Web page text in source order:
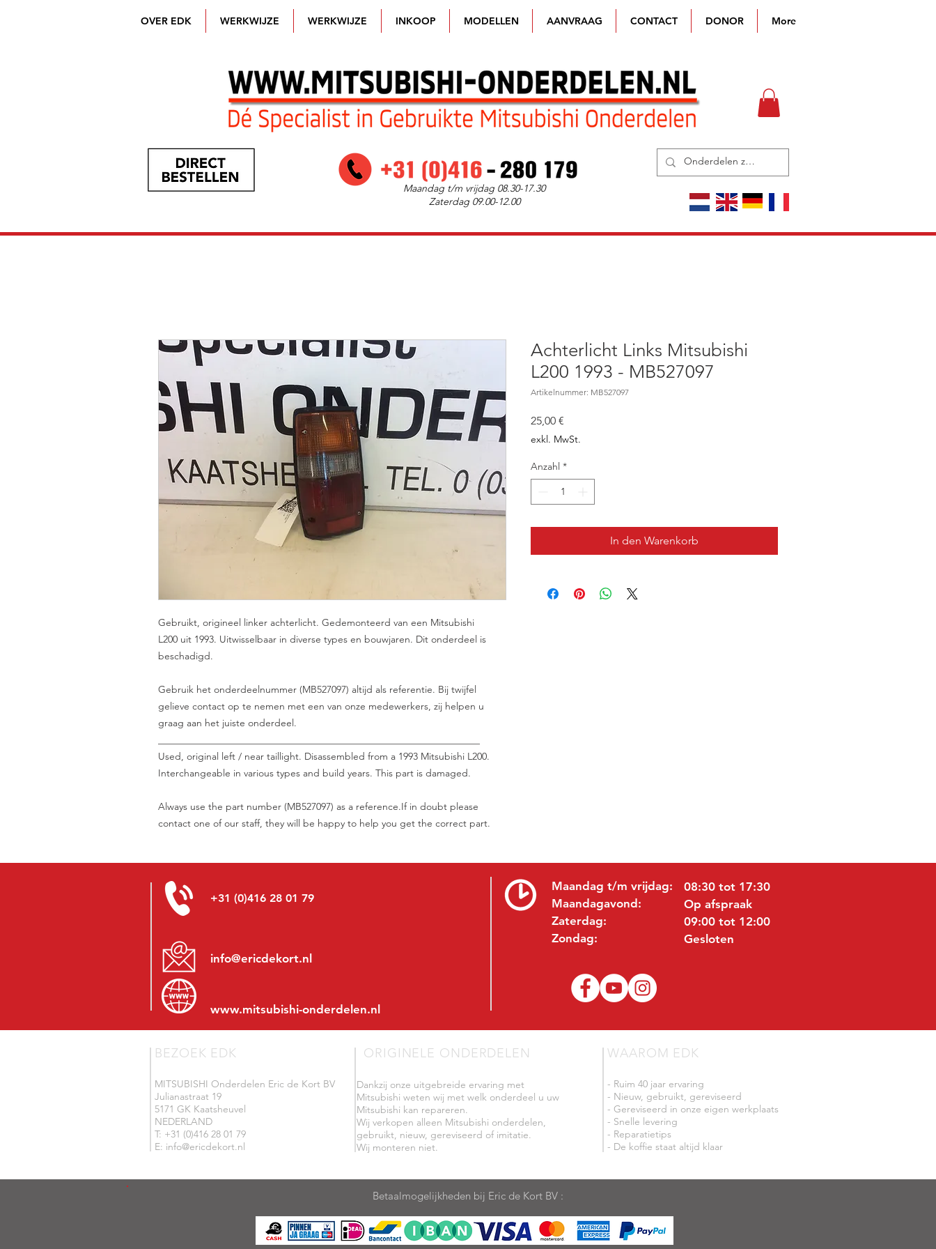
OVER EDK WERKWIJZE WERKWIJZE INKOOP MODELLEN AANVRAAG CONTACT DONOR More
Maandag t/m vrijdag 08.30-17.30
Zaterdag 09.00-12.00
Gebruikt, origineel linker achterlicht. Gedemonteerd van een Mitsubishi
L200 uit 1993. Uitwisselbaar in diverse types en bouwjaren. Dit onderdeel is
beschadigd.
Gebruik het onderdeelnummer (MB527097) altijd als referentie. Bij twijfel
gelieve contact op te nemen met een van onze medewerkers, zij helpen u
graag aan het juiste onderdeel.
Used, original left / near taillight. Disassembled from a 1993 Mitsubishi L200.
Interchangeable in various types and build years. This part is damaged.
Always use the part number (MB527097) as a reference.If in doubt please
contact one of our staff, they will be happy to help you get the correct part.
Achterlicht Links Mitsubishi
L200 1993 - MB527097
Artikelnummer: MB527097
25,00 €
exkl. MwSt.
Anzahl *
In den Warenkorb
+31 (0)416 28 01 79
info@ericdekort.nl
www.mitsubishi-onderdelen.nl
Maandag t/m vrijdag:
Maandagavond:
Zaterdag:
Zondag:
08:30 tot 17:30
Op afspraak
09:00 tot 12:00
Gesloten
BEZOEK EDK
MITSUBISHI Onderdelen Eric de Kort BV
Julianastraat 19
5171 GK Kaatsheuvel
NEDERLAND
T: +31 (0)416 28 01 79
E: info@ericdekort.nl
ORIGINELE ONDERDELEN
Dankzij onze uitgebreide ervaring met
Mitsubishi weten wij met welk onderdeel u uw
Mitsubishi kan repareren.
Wij verkopen alleen Mitsubishi onderdelen,
gebruikt, nieuw, gereviseerd of imitatie.
Wij monteren niet.
WAAROM EDK
- Ruim 40 jaar ervaring
- Nieuw, gebruikt, gereviseerd
- Gereviseerd in onze eigen werkplaats
- Snelle levering
- Reparatietips
- De koffie staat altijd klaar
Betaalmogelijkheden bij Eric de Kort BV :